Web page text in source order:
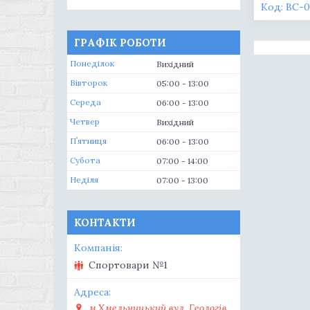
BC-
ГРАФІК РОБОТИ
Понеділок
Вихідний
Вівторок
05:00
13:00
Середа
06:00
13:00
Четвер
Вихідний
Пʼятниця
06:00
13:00
Субота
07:00
14:00
Неділя
07:00 13:00
КОНТАКТИ
Спортовари №1